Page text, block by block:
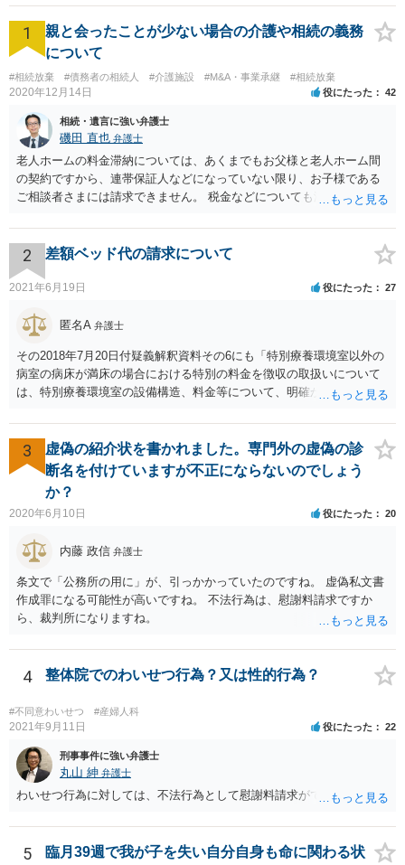
1
親と会ったことが少ない場合の介護や相続の義務
について
#相続放棄 #債務者の相続人 #介護施設 #M&A・事業承継 #相続放棄
2020年12月14日 役にたった 42
相続・遺言に強い弁護士
磯田 直也 弁護士
老人ホームの料金滞納については、あくまでもお父様と老人ホーム間
の契約ですから、連帯保証人などになっていない限り、お子様である
ご相談者さまには請求できません。 税金などについても滞納している
護受給の際に扶養できないかという連絡が役所から来ますが、できな
い旨回答すればそれまでです。 相続が開始した場合については先述の
通りです。 民法上の扶養義務はご相談者さまがお考えのほど強いもの
ではありません。 あくまでも、余力の範囲で認められるものです。 親
る扶養義務は配偶者や子に対する扶養義務に比べて弱いものです。 生
養義務の順位を下げる一つの理由になります。
2 差額ベッド代の請求について
2021年6月19日 役にたった 27
匿名A 弁護士
その2018年7月20日付疑義解釈資料その6にも「特別療養環境室以外の
病室の病床が満床の場合における特別の料金を徴収の取扱いについて
は、特別療養環境室の設備構造、料金等について、明確かつ懇切丁寧
ことが確認される場合には、特別療養環境室以外の病室の病床が満床
であっても、特別の料金を徴収することは差し支えない。」と書いて
あるので、当局の立場としても「病院理由(大部屋に空きがない等)での
差額ベッド代は請求してはならない」とは言っていません。 「入院の
必要があるにもかかわらず、特別の料金の支払いに同意しないのであ
れば、他院を受診するよう言われた」という事例についても「不適切
と思われる事例」と言及されているだけで「不適切である」と断定も
されていないですし、違法であることも示唆されていません。ですの
で、「同意しないのであれば他院を受診するように」という表現が不
適切なだけで、たとえば言い方を変えて「緊急手術をおすすめします
が、当病院は現在大部屋が満床なので大部屋を希望される場合は本日
の緊急手術には応じられません。１日当たり１万８７００円の個室で
が望ましい状況における病院側の説明としては十分だと思いますし、
かについても考え方が分かれると思います。それに加えて、そもそも
通達に民間に対する法的拘束力はないこと(下級行政機関に対する拘束
力しかありません)を考えれば、一応の説明を受けて同意した以上、病
院側からは同意書に「１日当たり」という記載が抜けていることを奇
貨として不当に支払を拒んでいると見られて、今後あなたやあなたの
ご家族がその大学病院を受診せざるを得なくなった場合に事実上の不
利益を受ける可能性は否定できないように思われます。
3
虚偽の紹介状を書かれました。専門外の虚偽の診
断名を付けていますが不正にならないのでしょう
か？
2020年6月10日 役にたった 20
内藤 政信 弁護士
条文で「公務所の用に」が、引っかかっていたのですね。 虚偽私文書
作成罪になる可能性が高いですね。 不法行為は、慰謝料請求ですか
ら、裁判所になりますね。
4 整体院でのわいせつ行為？又は性的行為？
#不同意わいせつ #産婦人科
2021年9月11日 役にたった 22
刑事事件に強い弁護士
丸山 紳 弁護士
わいせつ行為に対しては、不法行為として慰謝料請求ができます。
5
臨月39週で我が子を失い自分自身も命に関わる状